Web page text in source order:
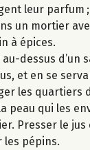
leur parfum
un mortier
à épices.
dessus d’un
et en se
les quartiers
peau qui les
Presser le
les pépins.